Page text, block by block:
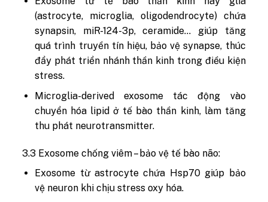
(astrocyte, microglia, oligodendrocyte) chứa
synapsin, miR-124-3p, ceramide… giúp tăng
quá trình truyền tín hiệu, bảo vệ synapse, thúc
đẩy phát triển nhánh thần kinh trong điều kiện
stress.
Microglia-derived exosome tác động vào
chuyển hóa lipid ở tế bào thần kinh, làm tăng
thu phát neurotransmitter.
3.3 Exosome chống viêm – bảo vệ tế bào não:
Exosome từ astrocyte chứa Hsp70 giúp bảo
vệ neuron khi chịu stress oxy hóa.